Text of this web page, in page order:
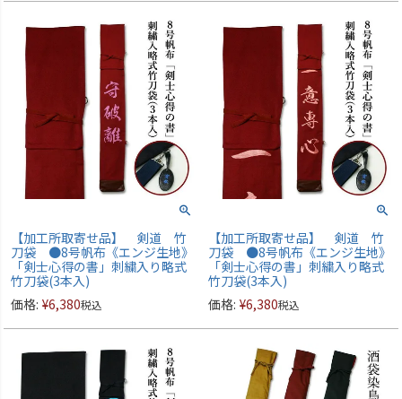
【加工所取寄せ品】 剣道 竹
刀袋 ●8号帆布《エンジ生地》
「剣士心得の書」刺繍入り略式
竹刀袋(3本入)
価格: ¥6,380税込
【加工所取寄せ品】 剣道 竹
刀袋 ●8号帆布《エンジ生地》
「剣士心得の書」刺繍入り略式
竹刀袋(3本入)
価格: ¥6,380税込